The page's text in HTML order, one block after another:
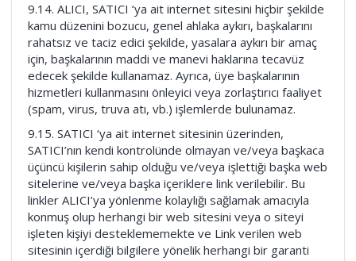
9.14. ALICI, SATICI ‘ya ait internet sitesini hiçbir şekilde
kamu düzenini bozucu, genel ahlaka aykırı, başkalarını
rahatsız ve taciz edici şekilde, yasalara aykırı bir amaç
için, başkalarının maddi ve manevi haklarına tecavüz
edecek şekilde kullanamaz. Ayrıca, üye başkalarının
hizmetleri kullanmasını önleyici veya zorlaştırıcı faaliyet
(spam, virus, truva atı, vb.) işlemlerde bulunamaz.
9.15. SATICI ‘ya ait internet sitesinin üzerinden,
SATICI’nın kendi kontrolünde olmayan ve/veya başkaca
üçüncü kişilerin sahip olduğu ve/veya işlettiği başka web
sitelerine ve/veya başka içeriklere link verilebilir. Bu
linkler ALICI’ya yönlenme kolaylığı sağlamak amacıyla
konmuş olup herhangi bir web sitesini veya o siteyi
işleten kişiyi desteklememekte ve Link verilen web
sitesinin içerdiği bilgilere yönelik herhangi bir garanti